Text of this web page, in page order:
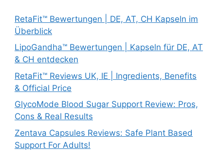
RetaFit™ Bewertungen | DE, AT, CH Kapseln im
Überblick
LipoGandha™ Bewertungen | Kapseln für DE, AT
& CH entdecken
RetaFit™ Reviews UK, IE | Ingredients, Benefits
& Official Price
GlycoMode Blood Sugar Support Review: Pros,
Cons & Real Results
Zentava Capsules Reviews: Safe Plant Based
Support For Adults!